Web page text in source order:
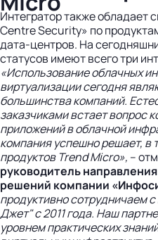
Интегратор также обладает
Centre Security» по
дата-центров. На
статусов имеют всего три
«Использование облачных
виртуализации сегодня
большинства компаний.
заказчиками встает вопрос
приложений в облачной
компания успешно решает, в
продуктов Trend Micro», –
руководитель
решений компании
продуктивно сотрудничаем
Джет" с 2011 года. Наш
уровнем практических